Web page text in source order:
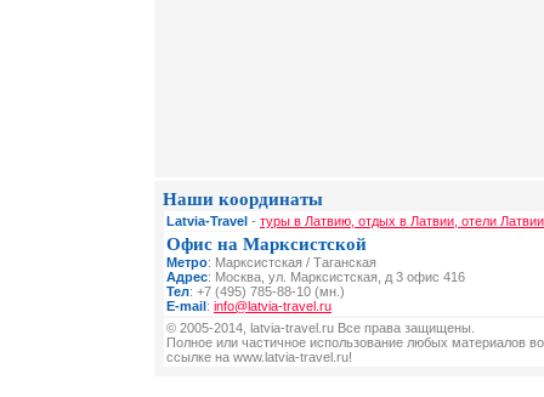
Наши координаты
Latvia-Travel - туры в Латвию, отдых в Латвии, отели
Офис на Марксистской
Метро: Марксистская / Таганская
Адрес: Москва, ул. Марксистская, д 3 офис 416
Тел: +7 (495) 785-88-10 (мн.)
E-mail: info@latvia-travel.ru
© 2005-2014, latvia-travel.ru Все права защищены.
Полное или частичное использование любых материалов
ссылке на www.latvia-travel.ru!